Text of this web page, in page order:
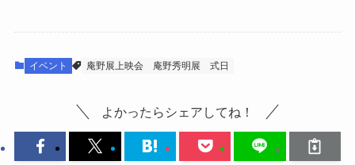
イベント 庵野展上映会 庵野秀明展 式日
よかったらシェアしてね！